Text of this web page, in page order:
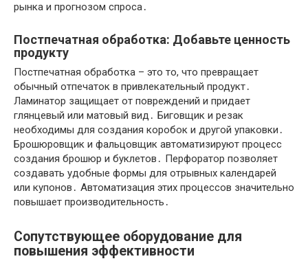
рынка и прогнозом спроса․
Постпечатная обработка: Добавьте ценность
продукту
Постпечатная обработка – это то, что превращает
обычный отпечаток в привлекательный продукт․
Ламинатор защищает от повреждений и придает
глянцевый или матовый вид․ Биговщик и резак
необходимы для создания коробок и другой упаковки․
Брошюровщик и фальцовщик автоматизируют процесс
создания брошюр и буклетов․ Перфоратор позволяет
создавать удобные формы для отрывных календарей
или купонов․ Автоматизация этих процессов значительно
повышает производительность․
Сопутствующее оборудование для
повышения эффективности